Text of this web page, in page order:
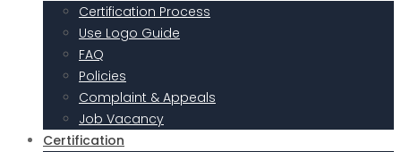
Certification Process
Use Logo Guide
FAQ
Policies
Complaint & Appeals
Job Vacancy
Certification